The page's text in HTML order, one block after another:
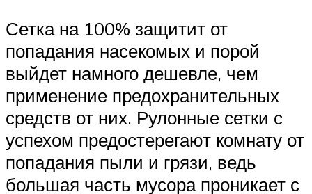
Сетка на 100% защитит от
попадания насекомых и порой
выйдет намного дешевле, чем
применение предохранительных
средств от них. Рулонные сетки с
успехом предостерегают комнату от
попадания пыли и грязи, ведь
большая часть мусора проникает с